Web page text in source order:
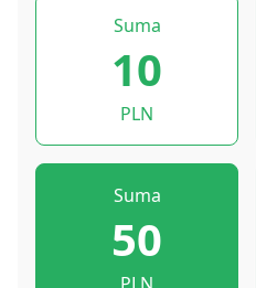
Suma
10
PLN
Suma
50